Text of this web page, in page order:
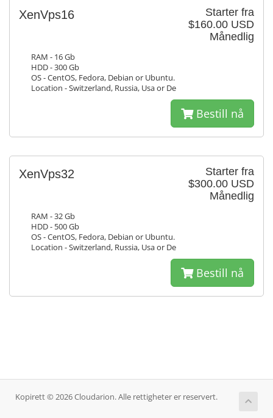
Starter fra
$160.00 USD
Månedlig
XenVps16
RAM - 16 Gb
HDD - 300 Gb
OS - CentOS, Fedora, Debian or Ubuntu.
Location - Switzerland, Russia, Usa or De
Bestill nå
Starter fra
$300.00 USD
Månedlig
XenVps32
RAM - 32 Gb
HDD - 500 Gb
OS - CentOS, Fedora, Debian or Ubuntu.
Location - Switzerland, Russia, Usa or De
Bestill nå
Kopirett © 2026 Cloudarion. Alle rettigheter er reservert.